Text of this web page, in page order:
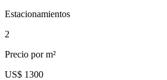
Estacionamientos
2
Precio por m²
US$ 1300